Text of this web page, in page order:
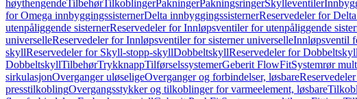
høythengendeTilbehørTilkoblingerPakningerPakningsringerSkylleventiler
for Omega innbyggingssisternerDelta innbyggingssisternerReservedeler for
utenpåliggende sisternerReservedeler for Innløpsventiler for utenpåliggende
universelleReservedeler for Innløpsventiler for sisterner universelleInnløpsventil
skyllReservedeler for Skyll-stopp-skyllDobbeltskyllReservedeler for Dobbeltskyll
DobbeltskyllTilbehørTrykknappTilførselssystemerGeberit FlowFitSystemrør
sirkulasjonOverganger uløseligeOverganger og forbindelser, løsbare
presstilkoblingOvergangsstykker og tilkoblinger for varmeelement, løsbare